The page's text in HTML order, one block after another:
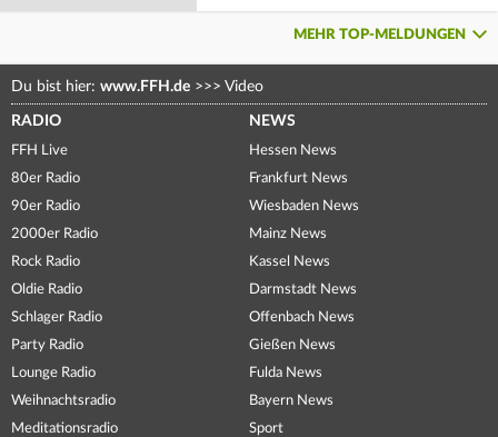
MEHR TOP-MELDUNGEN
Du bist hier: www.FFH.de >>> Video
RADIO
FFH Live
80er Radio
90er Radio
2000er Radio
Rock Radio
Oldie Radio
Schlager Radio
Party Radio
Lounge Radio
Weihnachtsradio
Meditationsradio
NEWS
Hessen News
Frankfurt News
Wiesbaden News
Mainz News
Kassel News
Darmstadt News
Offenbach News
Gießen News
Fulda News
Bayern News
Sport